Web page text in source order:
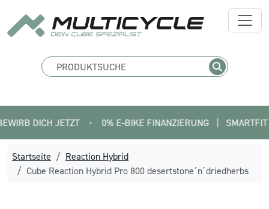
JETZT • 0% E-BIKE FINANZIERUNG   |   SMARTFIT FINDE
Startseite
Reaction Hybrid
Cube Reaction Hybrid Pro 800 desertstone´n´driedherbs